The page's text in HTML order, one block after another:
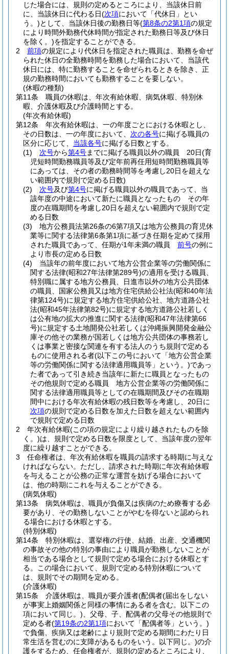
じた場合には、規則の定めるところにより、当該休日前
に、当該休日に代わる日(次項において「代休日」とい
う。)として、当該休日後の勤務日等(第8条の2第1項の規定
により時間外勤務代休時間が指定された勤務日等及び休日
を除く。)を指定することができる。
2
前項の規定により代休日を指定された職員は、勤務を命ぜ
られた休日の全勤務時間を勤務した場合において、当該代
休日には、特に勤務することを命ぜられるときを除き、正
規の勤務時間においても勤務することを要しない。
(休暇の種類)
第11条
職員の休暇は、年次有給休暇、病気休暇、特別休
暇、介護休暇及び介護時間とする。
(年次有給休暇)
第12条
年次有給休暇は、一の年度ごとにおける休暇とし、
その日数は、一の年度において、 次の各号に掲げる職員の
区分に応じて、 当該各号に掲げる日数とする。
(1)
次号から第4号までに掲げる職員以外の職員 20日(育
児短時間勤務職員等及び定年前再任用短時間勤務職員等
にあっては、その者の勤務時間等を考慮し20日を超えな
い範囲内で規則で定める日数)
(2)
次号及び第4号に掲げる職員以外の職員であって、当
該年度の中途において新たに職員となったもの その年
度の在職期間を考慮し20日を超えない範囲内で規則で定
める日数
(3)
地方公務員法第26条の6第7項又は地方公務員の育児休
業等に関する法律第6条第1項に基づき任期を定めて採用
された職員であって、任期が1年未満の職員 前号の例に
より市長の定める日数
(4)
当該年の前年度において地方公営企業等の労働関係に
関する法律(昭和27年法律第289号)の適用を受ける職員、
特別職に属する地方公務員、日進市以外の地方公共団体
の職員、国家公務員又は地方住宅供給公社法(昭和40年法
律第124号)に規定する地方住宅供給公社、地方道路公社
法(昭和45年法律第82号)に規定する地方道路公社若しく
は公有地の拡大の推進に関する法律(昭和47年法律第66
号)に規定する土地開発公社若しくは沖縄振興開発金融公
庫その他その業務が国若しくは地方公共団体の事務若し
くは事業と密接な関連を有する法人のうち規則で定める
ものに使用される者(以下この号において「地方公営企業
等の労働関係に関する法律適用職員等」という。)であっ
た者であって引き続き当該年に新たに職員となったもの
その他規則で定める職員 地方公営企業等の労働関係に
関する法律適用職員等としての在職期間及びその在職期
間中における年次有給休暇の残日数等を考慮し、20日に
次項の規則で定める日数を加えた日数を超えない範囲内
で規則で定める日数
2
年次有給休暇(この項の規定により繰り越されたものを除
く。)は、規則で定める日数を限度として、当該年度の翌年
度に繰り越すことができる。
3
任命権者は、年次有給休暇を職員の請求する時期に与えな
ければならない。 ただし、請求された時期に年次有給休暇
を与えることが公務の正常な運営を妨げる場合において
は、他の時期にこれを与えることができる。
(病気休暇)
第13条
病気休暇は、職員が負傷又は疾病のため療養する必
要があり、その勤務しないことがやむを得ないと認められ
る場合における休暇とする。
(特別休暇)
第14条
特別休暇は、選挙権の行使、結婚、出産、交通機関
の事故その他の特別の事由により職員が勤務しないことが
相当である場合として規則で定める場合における休暇とす
る。
この場合において、規則で定める特別休暇について
は、規則でその期間を定める。
(介護休暇)
第15条
介護休暇は、職員が要介護者(配偶者(届出をしない
が事実上婚姻関係と同様の事情にある者を含む。以下この
項において同じ。) 、父母、子、配偶者の父母その他規則で
定める者(第19条の2第1項において「配偶者等」という。)
で負傷、疾病又は老齢により規則で定める期間にわたり日
常生活を営むのに支障があるものをいう。以下同じ。)の介
護をするため、任命権者が、規則の定めるところにより、